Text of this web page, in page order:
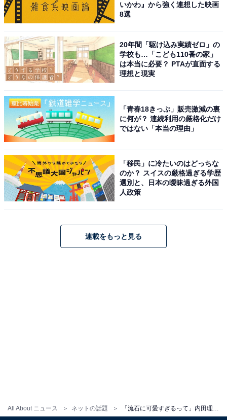
All About ニュース ネットの話題
いかわ』から強く連想した映画
8選
20年間「駆け込み実績ゼロ」の
学校も…「こども110番の家」
は本当に必要？ PTAが直面する
理想と現実
「青春18きっぷ」販売激減の裏
に何が？ 連続利用の厳格化だけ
ではない「本当の理由」
「移民」に冷たいのはどっちな
のか？ スイスの厳格過ぎる学歴
選別と、日本の曖昧過ぎる外国
人政策
連載をもっと見る